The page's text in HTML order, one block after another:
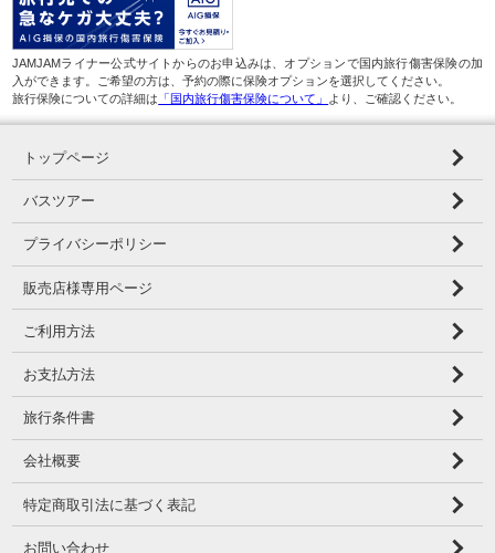
JAMJAMライナー公式サイトからのお申込みは、オプションで国内旅行傷害保険の加
入ができます。ご希望の方は、予約の際に保険オプションを選択してください。
旅行保険についての詳細は 「国内旅行傷害保険について」 より、ご確認ください。
トップページ
バスツアー
プライバシーポリシー
販売店様専用ページ
ご利用方法
お支払方法
旅行条件書
会社概要
特定商取引法に基づく表記
お問い合わせ